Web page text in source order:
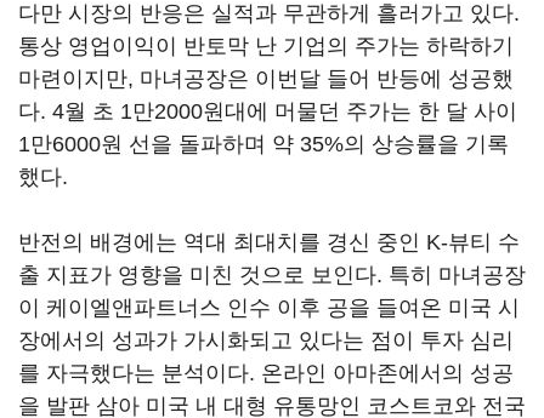
다만 시장의 반응은 실적과 무관하게 흘러가고 있다.
통상 영업이익이 반토막 난 기업의 주가는 하락하기
마련이지만, 마녀공장은 이번달 들어 반등에 성공했
다. 4월 초 1만2000원대에 머물던 주가는 한 달 사이
1만6000원 선을 돌파하며 약 35%의 상승률을 기록
했다.
반전의 배경에는 역대 최대치를 경신 중인 K-뷰티 수
출 지표가 영향을 미친 것으로 보인다. 특히 마녀공장
이 케이엘앤파트너스 인수 이후 공을 들여온 미국 시
장에서의 성과가 가시화되고 있다는 점이 투자 심리
를 자극했다는 분석이다. 온라인 아마존에서의 성공
을 발판 삼아 미국 내 대형 유통망인 코스트코와 전국